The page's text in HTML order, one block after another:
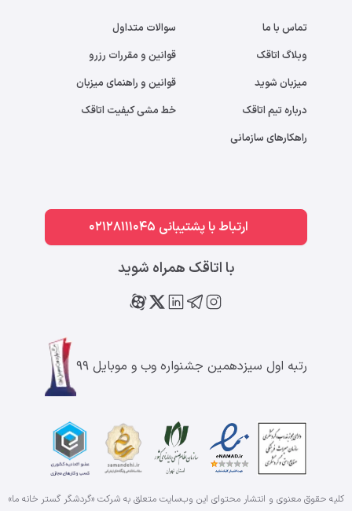
تماس با ما
وبلاگ اتاقک
میزبان شوید
درباره تیم اتاقک
راهکارهای سازمانی
سوالات متداول
قوانین و مقررات رزرو
قوانین و راهنمای میزبان
خط مشی کیفیت اتاقک
ارتباط با پشتیبانی 02128111045
با اتاقک همراه شوید
رتبه اول سیزدهمین جشنواره وب و موبایل ۹۹
کلیه حقوق معنوی و انتشار محتوای این وب‌سایت متعلق به شرکت «گردشگر گستر خانه ما»